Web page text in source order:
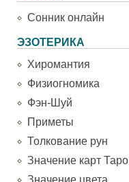
Сонник онлайн
ЭЗОТЕРИКА
Хиромантия
Физиогномика
Фэн-Шуй
Приметы
Толкование рун
Значение карт Таро
Значение цвета